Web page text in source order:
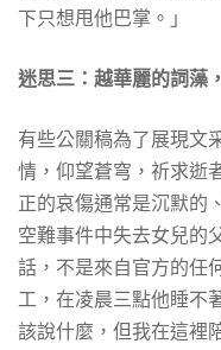
下只想甩他巴掌。」
迷思三：越華麗的詞藻
有些公關稿為了展現文
情，仰望蒼穹，祈求逝
正的哀傷通常是沉默的
空難事件中失去女兒的
話，不是來自官方的任
工，在凌晨三點他睡不
該說什麼，但我在這裡